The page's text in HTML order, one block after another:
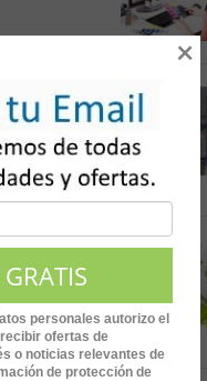
Así
las
y
los
personales autorizo el
ofertas de
o noticias relevantes de
de protección de
×